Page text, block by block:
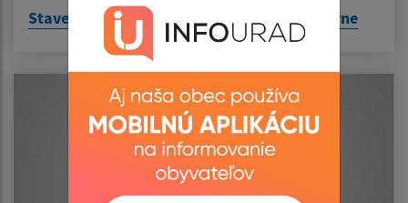
Stavebné úpravy za účelom zriadenia kuchyne